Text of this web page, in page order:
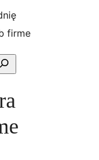
firme
Przeszukaj